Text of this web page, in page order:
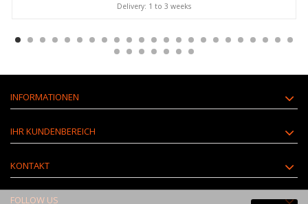
Delivery: 1 to 3 weeks
INFORMATIONEN
IHR KUNDENBEREICH
KONTAKT
FOLLOW US